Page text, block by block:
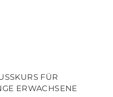
FÜR
ERWACHSENE